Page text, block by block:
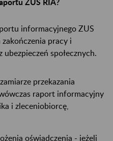
informacyjnego ZUS
pracy i
społecznych.
przekazania
raport informacyjny
i zleceniobiorcę,
oświadczenia - jeżeli